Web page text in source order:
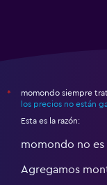
*
momondo siempre
los precios no están
Esta es la razón:
momondo no
Agregamos